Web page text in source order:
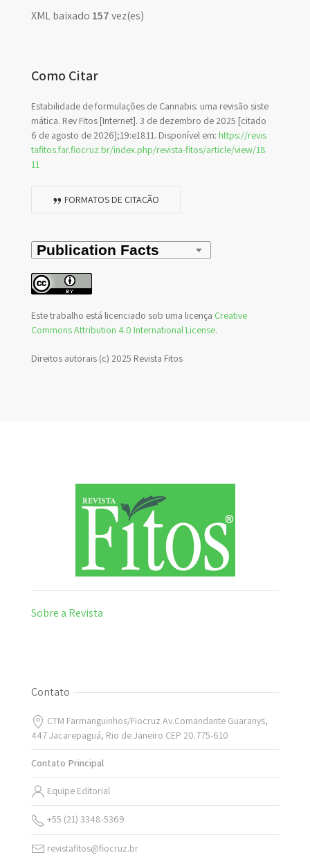
XML baixado 157vez(es)
Como Citar
Estabilidade de formulações de Cannabis: uma revisão siste
mática. Rev Fitos [Internet]. 3 de dezembro de 2025 [citado
6 de agosto de 2026];19:e1811. Disponível em: https://revis
tafitos.far.fiocruz.br/index.php/revista-fitos/article/view/18
11
FORMATOS DE CITAÇÃO
Este trabalho está licenciado sob uma licença Creative
Commons Attribution 4.0 International License.
Direitos autorais (c) 2025 Revista Fitos
Sobre a Revista
Contato
CTM Farmanguinhos/Fiocruz Av.Comandante Guaranys,
447 Jacarepaguá, Rio de Janeiro CEP 20.775-610
Contato Principal
Equipe Editorial
+55 (21) 3348-5369
revistafitos@fiocruz.br